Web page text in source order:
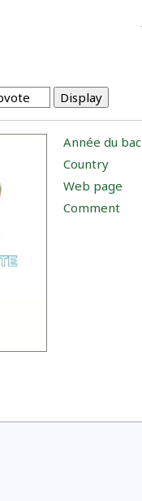
Année du bac
Country
Web page
Comment